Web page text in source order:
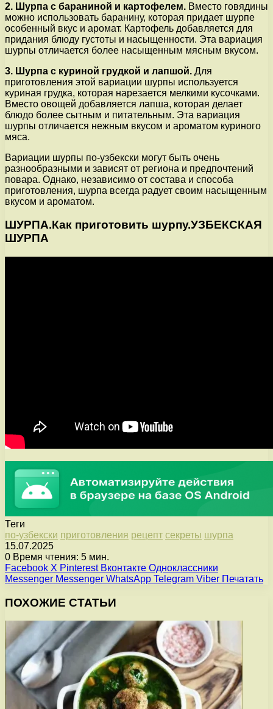
2. Шурпа с бараниной и картофелем. Вместо говядины
можно использовать баранину, которая придает шурпе
особенный вкус и аромат. Картофель добавляется для
придания блюду густоты и насыщенности. Эта вариация
шурпы отличается более насыщенным мясным вкусом.
3. Шурпа с куриной грудкой и лапшой. Для
приготовления этой вариации шурпы используется
куриная грудка, которая нарезается мелкими кусочками.
Вместо овощей добавляется лапша, которая делает
блюдо более сытным и питательным. Эта вариация
шурпы отличается нежным вкусом и ароматом куриного
мяса.
Вариации шурпы по-узбекски могут быть очень
разнообразными и зависят от региона и предпочтений
повара. Однако, независимо от состава и способа
приготовления, шурпа всегда радует своим насыщенным
вкусом и ароматом.
ШУРПА.Как приготовить шурпу.УЗБЕКСКАЯ
ШУРПА
Теги
по-узбекски приготовления рецепт секреты шурпа
15.07.2025
0 Время чтения: 5 мин.
Facebook X Pinterest Вконтакте Одноклассники
Messenger Messenger WhatsApp Telegram Viber Печатать
ПОХОЖИЕ СТАТЬИ